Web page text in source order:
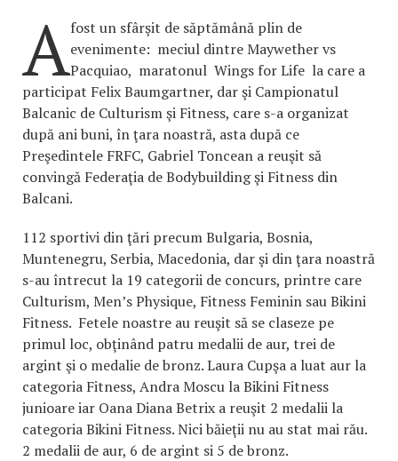
Afost un sfârşit de săptămână plin de
evenimente: meciul dintre Maywether vs
Pacquiao, maratonul Wings for Life la care a
participat Felix Baumgartner, dar şi Campionatul
Balcanic de Culturism şi Fitness, care s-a organizat
după ani buni, în ţara noastră, asta după ce
Preşedintele FRFC, Gabriel Toncean a reuşit să
convingă Federaţia de Bodybuilding şi Fitness din
Balcani.
112 sportivi din ţări precum Bulgaria, Bosnia,
Muntenegru, Serbia, Macedonia, dar şi din ţara noastră
s-au întrecut la 19 categorii de concurs, printre care
Culturism, Men’s Physique, Fitness Feminin sau Bikini
Fitness. Fetele noastre au reuşit să se claseze pe
primul loc, obţinând patru medalii de aur, trei de
argint şi o medalie de bronz. Laura Cupşa a luat aur la
categoria Fitness, Andra Moscu la Bikini Fitness
junioare iar Oana Diana Betrix a reuşit 2 medalii la
categoria Bikini Fitness. Nici băieţii nu au stat mai rău.
2 medalii de aur, 6 de argint si 5 de bronz.